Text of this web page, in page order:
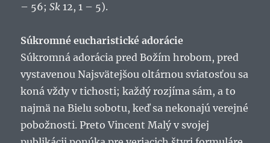
– 56;Sk12, 1 – 5).
Súkromné eucharistické adorácie
Súkromná adorácia pred Božím hrobom, pred
vystavenou Najsvätejšou oltárnou sviatosťou sa
koná vždy v tichosti; každý rozjíma sám, a to
najmä na Bielu sobotu, keď sa nekonajú verejné
pobožnosti. Preto Vincent Malý v svojej